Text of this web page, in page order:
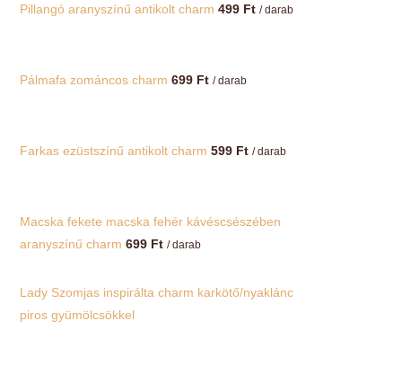
Pillangó aranyszínű antikolt charm 499 Ft / darab
Pálmafa zománcos charm 699 Ft / darab
Farkas ezüstszínű antikolt charm 599 Ft / darab
Macska fekete macska fehér kávéscsészében
aranyszínű charm 699 Ft / darab
Lady Szomjas inspirálta charm karkötő/nyaklánc
piros gyümölcsökkel